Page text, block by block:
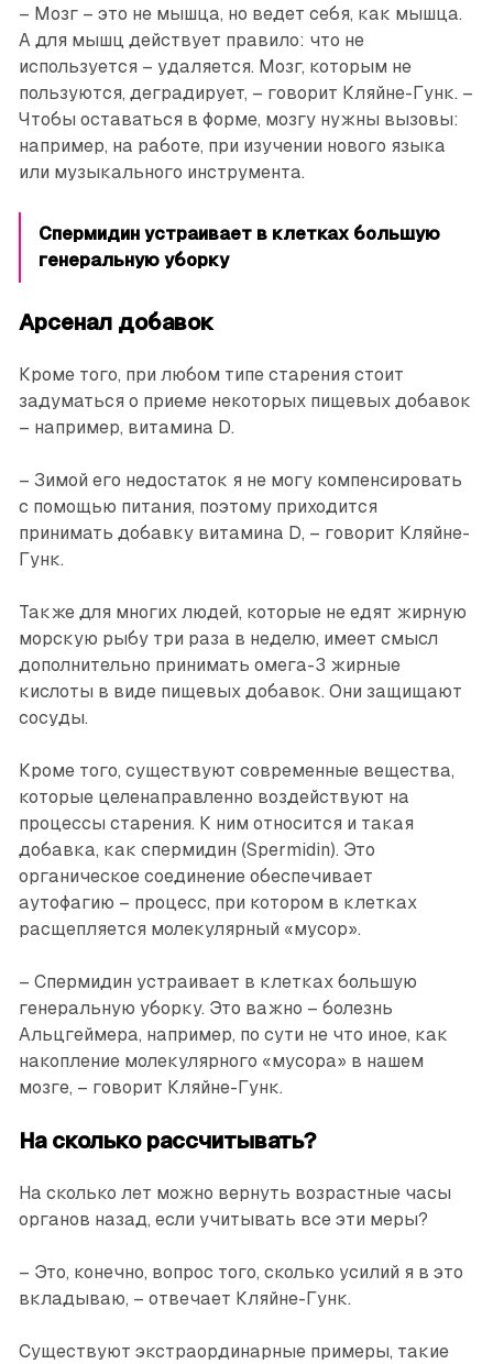
– Мозг – это не мышца, но ведет себя, как мышца.
А для мышц действует правило: что не
используется – удаляется. Мозг, которым не
пользуются, деградирует, – говорит Кляйне-Гунк. –
Чтобы оставаться в форме, мозгу нужны вызовы:
например, на работе, при изу­чении нового языка
или му­зыкального инструмента.
Спермидин устраивает в клетках большую
генеральную уборку
Арсенал добавок
Кроме того, при любом типе старения стоит
задуматься о приеме некоторых пищевых добавок
– например, витамина D.
– Зимой его недостаток я не могу компенсировать
с помощью питания, поэтому приходится
принимать добавку витамина D, – говорит Кляйне-
Гунк.
Также для многих людей, которые не едят жирную
морскую рыбу три раза в неделю, имеет смысл
дополнительно принимать омега-3 жирные
кислоты в виде пищевых добавок. Они защищают
сосуды.
Кроме того, существуют современные вещества,
которые целенаправленно воздействуют на
процессы старения. К ним относится и такая
добавка, как спермидин (Spermidin). Это
органическое соединение обес­печивает
аутофагию – процесс, при котором в клетках
расщеп­ляется молекулярный «мусор».
– Спермидин устраивает в клетках большую
генеральную уборку. Это важно – болезнь
Альцгеймера, например, по сути не что иное, как
накопление молекулярного «мусора» в нашем
мозге, – говорит Кляйне-Гунк.
На сколько рассчитывать?
На сколько лет можно вернуть возрастные часы
органов назад, если учитывать все эти меры?
– Это, конечно, вопрос того, сколько усилий я в это
вкладываю, – отвечает Кляйне-Гунк.
Существуют экстраординарные примеры, такие